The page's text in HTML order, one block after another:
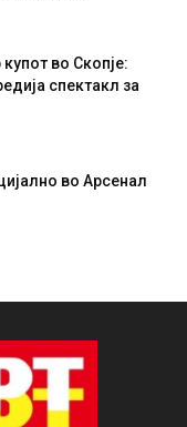
во Скопје:
спектакл за
во Арсенал